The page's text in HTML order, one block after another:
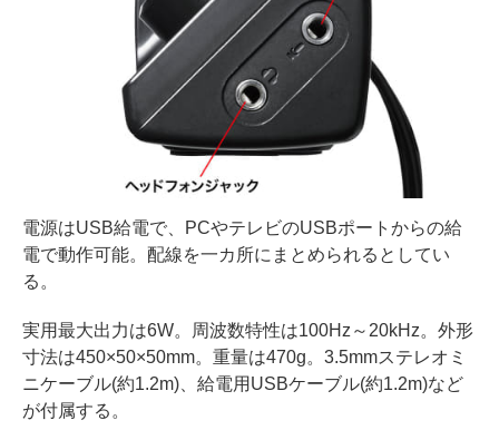
電源はUSB給電で、PCやテレビのUSBポートからの給
電で動作可能。配線を一カ所にまとめられるとしてい
る。
実用最大出力は6W。周波数特性は100Hz～20kHz。外形
寸法は450×50×50mm。重量は470g。3.5mmステレオミ
ニケーブル(約1.2m)、給電用USBケーブル(約1.2m)など
が付属する。